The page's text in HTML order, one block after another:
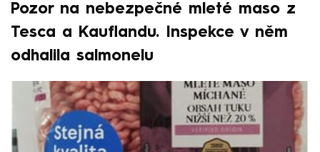
Pozor na nebezpečné mleté maso z
Tesca a Kauflandu. Inspekce v něm
odhalila salmonelu